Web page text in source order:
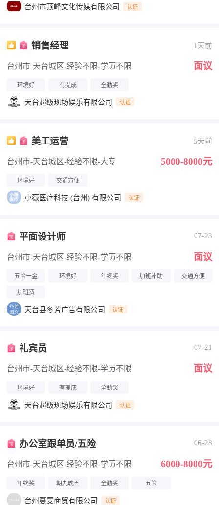
台州市顶峰文化传媒有限公司 认证
销售经理 1天前
台州市-天台城区-经验不限-学历不限 面议
环境好 有提成 全勤奖
天台超级现场娱乐有限公司 认证
美工运营 5天前
台州市-天台城区-经验不限-大专 5000-8000元
环境好 交通方便
小薇医疗科技 (台州) 有限公司 认证
平面设计师 07-23
台州市-天台城区-经验不限-学历不限 面议
五险一金 环境好 年终奖 加班补助 交通方便
加班费
天台县冬芳广告有限公司 认证
礼宾员 07-21
台州市-天台城区-经验不限-学历不限 面议
环境好 有提成 全勤奖
天台超级现场娱乐有限公司 认证
办公室跟单员/五险 06-28
台州市-天台城区-经验不限-学历不限 6000-8000元
年终奖 朝九晚五 全勤奖 五险
台州蔓雯商贸有限公司 认证